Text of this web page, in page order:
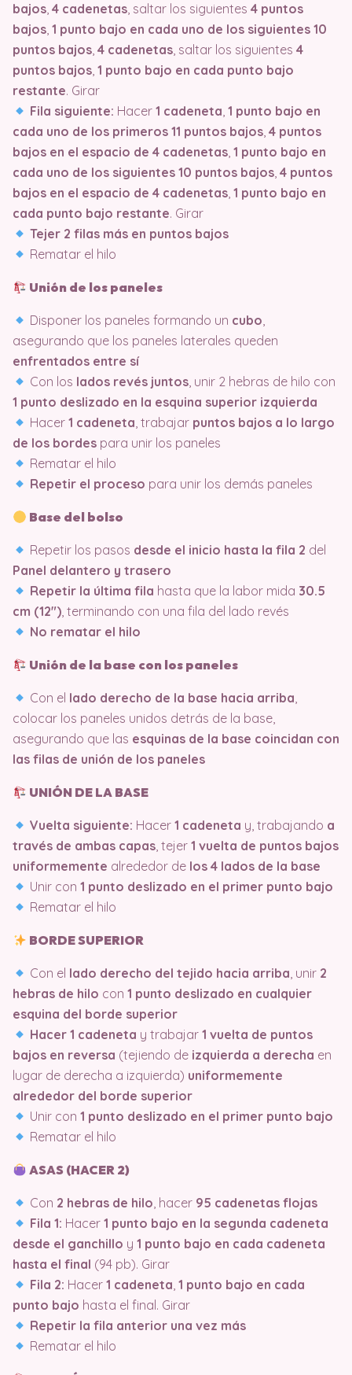
bajos, 4 cadenetas, saltar los siguientes 4 puntos
bajos, 1 punto bajo en cada uno de los siguientes 10
puntos bajos, 4 cadenetas, saltar los siguientes 4
puntos bajos, 1 punto bajo en cada punto bajo
restante. Girar
Fila siguiente: Hacer1 cadeneta,1 punto bajo en
cada uno de los primeros 11 puntos bajos, 4 puntos
bajos en el espacio de 4 cadenetas, 1 punto bajo en
cada uno de los siguientes 10 puntos bajos, 4 puntos
bajos en el espacio de 4 cadenetas, 1 punto bajo en
cada punto bajo restante. Girar
Tejer 2 filas más en puntos bajos
Rematar el hilo
Unión de los paneles
Disponer los paneles formando un cubo,
asegurando que los paneles laterales queden
enfrentados entre sí
Con los lados revés juntos, unir 2 hebras de hilo con
1 punto deslizado en la esquina superior izquierda
Hacer1 cadeneta, trabajar puntos bajos a lo largo
de los bordes para unir los paneles
Rematar el hilo
Repetir el proceso para unir los demás paneles
Base del bolso
Repetir los pasos desde el inicio hasta la fila 2 del
Panel delantero y trasero
Repetir la última fila hasta que la labor mida 30.5
cm (12″), terminando con una fila del lado revés
No rematar el hilo
Unión de la base con los paneles
Con el lado derecho de la base hacia arriba,
colocar los paneles unidos detrás de la base,
asegurando que las esquinas de la base coincidan con
las filas de unión de los paneles
UNIÓN DE LA BASE
Vuelta siguiente: Hacer1 cadeneta y, trabajando a
través de ambas capas, tejer 1 vuelta de puntos bajos
uniformemente alrededor de los 4 lados de la base
Unir con1 punto deslizado en el primer punto bajo
Rematar el hilo
BORDE SUPERIOR
Con el lado derecho del tejido hacia arriba, unir 2
hebras de hilo con 1 punto deslizado en cualquier
esquina del borde superior
Hacer 1 cadeneta y trabajar1 vuelta de puntos
bajos en reversa (tejiendo de izquierda a derecha en
lugar de derecha a izquierda) uniformemente
alrededor del borde superior
Unir con1 punto deslizado en el primer punto bajo
Rematar el hilo
ASAS (HACER 2)
Con 2 hebras de hilo, hacer 95 cadenetas flojas
Fila 1: Hacer1 punto bajo en la segunda cadeneta
desde el ganchillo y 1 punto bajo en cada cadeneta
hasta el final (94 pb). Girar
Fila 2: Hacer1 cadeneta,1 punto bajo en cada
punto bajo hasta el final. Girar
Repetir la fila anterior una vez más
Rematar el hilo